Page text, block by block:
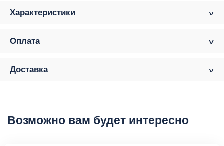
Характеристики
Оплата
Доставка
Возможно вам будет интересно